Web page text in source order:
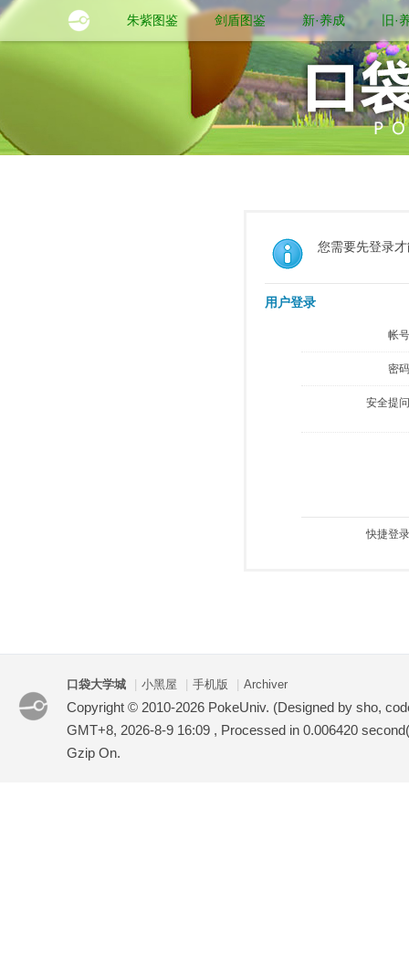
朱紫图鉴 剑盾图鉴 新·养成 旧·
您需要先登录
用户登录
帐
密
安全提
快捷登
口袋大学城 小黑屋 手机版 Archiver
Copyright © 2010-2026 PokeUniv. (Designed by sho,
GMT+8, 2026-8-9 16:09 , Processed in 0.006420
Gzip On.